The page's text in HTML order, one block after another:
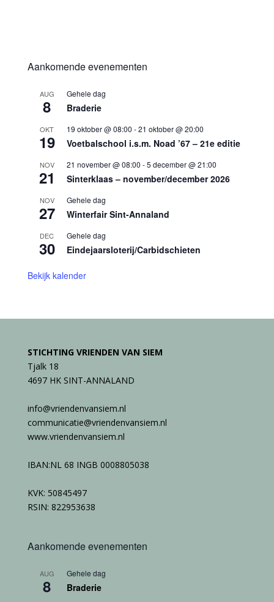
Aankomende evenementen
AUG
8
Gehele dag
Braderie
OKT
19
19 oktober @ 08:00 -21 oktober @ 20:00
Voetbalschool i.s.m. Noad ’67 – 21e editie
NOV
21
21 november @ 08:00 -5 december @ 21:00
Sinterklaas – november/december 2026
NOV
27
Gehele dag
Winterfair Sint-Annaland
DEC
30
Gehele dag
Eindejaarsloterij/Carbidschieten
Bekijk kalender
STICHTING VRIENDEN VAN SIEM
Tjalk 18
4697 HK SINT-ANNALAND
info@vriendenvansiem.nl
communicatie@vriendenvansiem.nl
www.vriendenvansiem.nl
IBAN:NL 68 INGB 0008805038
KVK: 50845497
RSIN: 822953638
Aankomende evenementen
AUG
8
Gehele dag
Braderie